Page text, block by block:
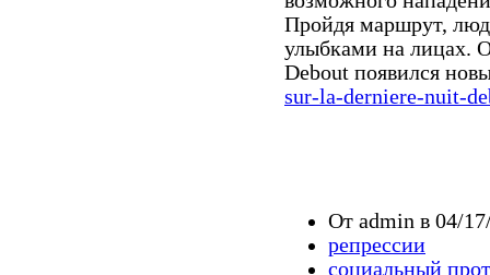
Пройдя маршрут,
улыбками на лицах.
Debout появился
sur-la-derniere-nuit-
От admin в 04/
репрессии
социальный